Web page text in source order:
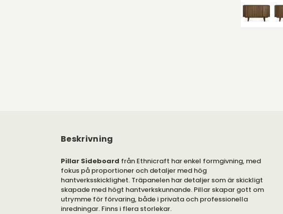
Beskrivning
Pillar Sideboard från Ethnicraft har enkel formgivning, med
fokus på proportioner och detaljer med hög
hantverksskicklighet. Träpanelen har detaljer som är skickligt
skapade med högt hantverkskunnande. Pillar skapar gott om
utrymme för förvaring, både i privata och professionella
inredningar. Finns i flera storlekar.